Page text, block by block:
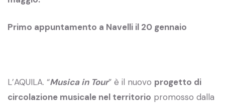
Primo appuntamento a Navelli il 20 gennaio
L’AQUILA. “Musica in Tour” è il nuovo progetto di
circolazione musicale nel territorio promosso dalla